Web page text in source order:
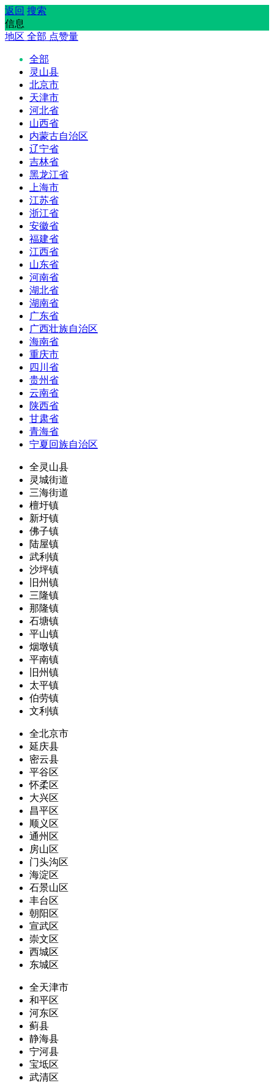
返回 搜索
信息
地区 全部 点赞量
全部
灵山县
北京市
天津市
河北省
山西省
内蒙古自治区
辽宁省
吉林省
黑龙江省
上海市
江苏省
浙江省
安徽省
福建省
江西省
山东省
河南省
湖北省
湖南省
广东省
广西壮族自治区
海南省
重庆市
四川省
贵州省
云南省
陕西省
甘肃省
青海省
宁夏回族自治区
全灵山县
灵城街道
三海街道
檀圩镇
新圩镇
佛子镇
陆屋镇
武利镇
沙坪镇
旧州镇
三隆镇
那隆镇
石塘镇
平山镇
烟墩镇
平南镇
旧州镇
太平镇
伯劳镇
文利镇
全北京市
延庆县
密云县
平谷区
怀柔区
大兴区
昌平区
顺义区
通州区
房山区
门头沟区
海淀区
石景山区
丰台区
朝阳区
宣武区
崇文区
西城区
东城区
全天津市
和平区
河东区
蓟县
静海县
宁河县
宝坻区
武清区